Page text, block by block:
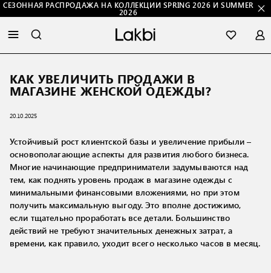
СЕЗОННАЯ РАСПРОДАЖА НА КОЛЛЕКЦИИ SPRING 2026 И SUMMER
2026
КАК УВЕЛИЧИТЬ ПРОДАЖИ В
МАГАЗИНЕ ЖЕНСКОЙ ОДЕЖДЫ?
20.10.2025
Устойчивый рост клиентской базы и увеличение прибыли –
основополагающие аспекты для развития любого бизнеса.
Многие начинающие предприниматели задумываются над
тем, как поднять уровень продаж в магазине одежды с
минимальными финансовыми вложениями, но при этом
получить максимальную выгоду. Это вполне достижимо,
если тщательно проработать все детали. Большинство
действий не требуют значительных денежных затрат, а
времени, как правило, уходит всего несколько часов в месяц.